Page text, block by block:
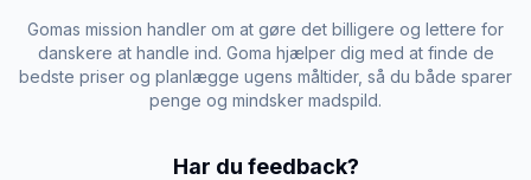
Gomas mission handler om at gøre det billigere og lettere for
danskere at handle ind. Goma hjælper dig med at finde de
bedste priser og planlægge ugens måltider, så du både sparer
penge og mindsker madspild.
Har du feedback?